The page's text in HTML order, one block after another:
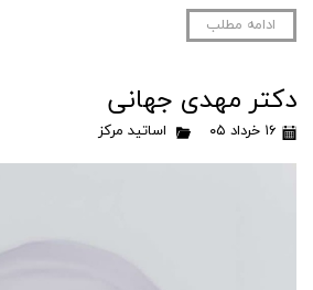
ادامه مطلب
دکتر مهدی جهانی
۱۶ خرداد ۰۵ اساتید مرکز